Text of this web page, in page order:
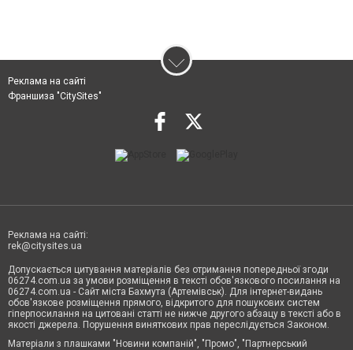
Реклама на сайті
Франшиза "CitySites"
Реклама на сайті:
rek@citysites.ua
Допускається цитування матеріалів без отримання попередньої згоди
06274.com.ua за умови розміщення в тексті обов'язкового посилання на
06274.com.ua - Сайт міста Бахмута (Артемівськ). Для інтернет-видань
обов'язкове розміщення прямого, відкритого для пошукових систем
гіперпосилання на цитовані статті не нижче другого абзацу в тексті або в
якості джерела. Порушення виняткових прав переслідується Законом.
Матеріали з плашками "Новини компаній", "Промо", "Партнерський